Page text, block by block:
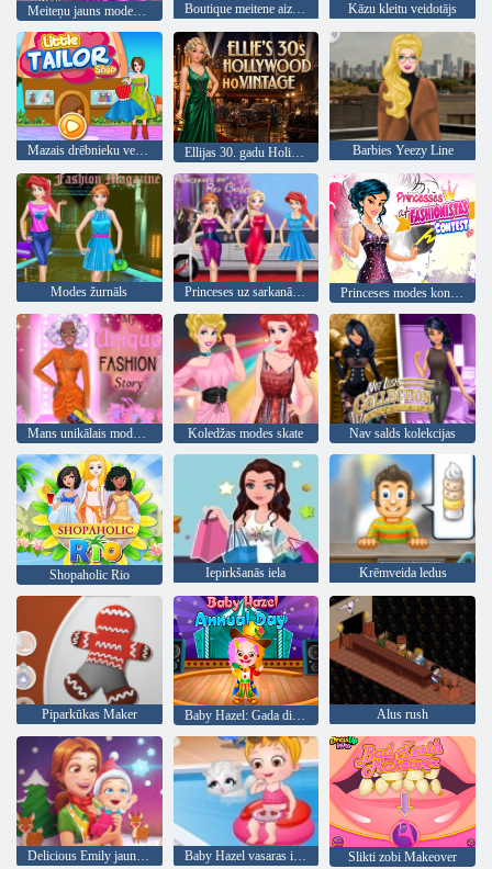
Boutique meitene aizbēg Kāzu kleitu veidotājs
Mazais drēbnieku veikals Ellijas 30. gadu Holivudas vintage Barbies Yeezy Line
Modes žurnāls Princeses uz sarkanās paklāja Princeses modes konkursā
Mans unikālais modes stāsts Koledžas modes skate Nav salds kolekcijas
Shopaholic Rio Iepirkšanās iela Krēmveida ledus
Piparkūkas Maker Baby Hazel: Gada diena skolā Alus rush
Delicious Emily jauns sākums Christmas Edition Baby Hazel vasaras izklaide
Slikti zobi Makeover